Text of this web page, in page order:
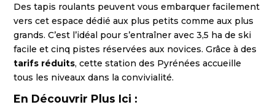
Des tapis roulants peuvent vous embarquer facilement
vers cet espace dédié aux plus petits comme aux plus
grands. C’est l’idéal pour s’entraîner avec 3,5 ha de ski
facile et cinq pistes réservées aux novices. Grâce à des
tarifs réduits, cette station des Pyrénées accueille
tous les niveaux dans la convivialité.
En Découvrir Plus Ici :